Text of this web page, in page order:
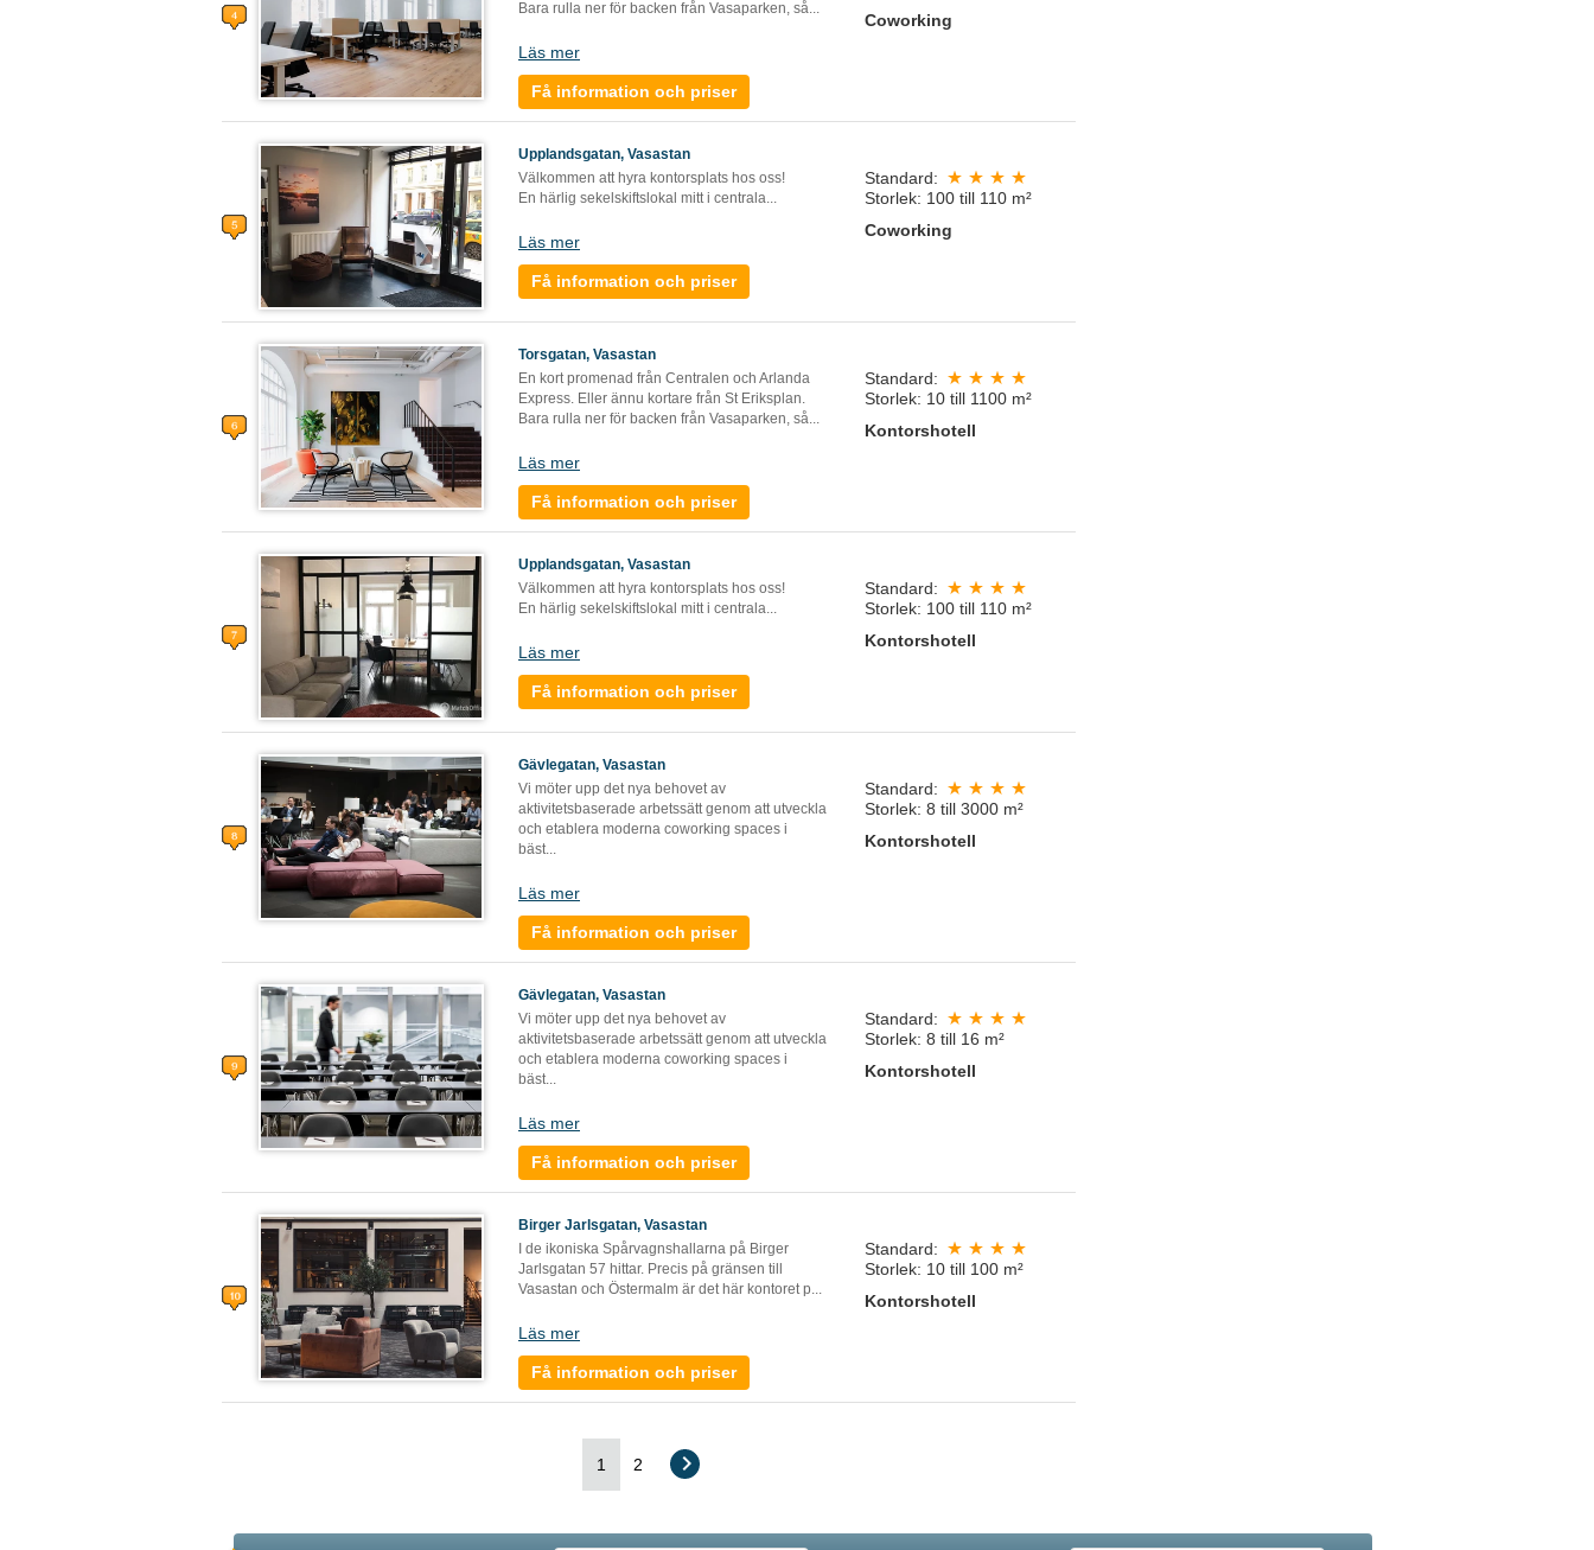
Bara rulla ner för backen från Vasaparken, så...
Läs mer
Få information och priser
Coworking
Upplandsgatan, Vasastan
Välkommen att hyra kontorsplats hos oss!
En härlig sekelskiftslokal mitt i centrala...
Läs mer
Få information och priser
Standard:
Storlek: 100 till 110 m²
Coworking
Torsgatan, Vasastan
En kort promenad från Centralen och Arlanda
Express. Eller ännu kortare från St Eriksplan.
Bara rulla ner för backen från Vasaparken, så...
Läs mer
Få information och priser
Standard:
Storlek: 10 till 1100 m²
Kontorshotell
Upplandsgatan, Vasastan
Välkommen att hyra kontorsplats hos oss!
En härlig sekelskiftslokal mitt i centrala...
Läs mer
Få information och priser
Standard:
Storlek: 100 till 110 m²
Kontorshotell
Gävlegatan, Vasastan
Vi möter upp det nya behovet av
aktivitetsbaserade arbetssätt genom att utveckla
och etablera moderna coworking spaces i
bäst...
Läs mer
Få information och priser
Standard:
Storlek: 8 till 3000 m²
Kontorshotell
Gävlegatan, Vasastan
Vi möter upp det nya behovet av
aktivitetsbaserade arbetssätt genom att utveckla
och etablera moderna coworking spaces i
bäst...
Läs mer
Få information och priser
Standard:
Storlek: 8 till 16 m²
Kontorshotell
Birger Jarlsgatan, Vasastan
I de ikoniska Spårvagnshallarna på Birger
Jarlsgatan 57 hittar. Precis på gränsen till
Vasastan och Östermalm är det här kontoret p...
Läs mer
Få information och priser
Standard:
Storlek: 10 till 100 m²
Kontorshotell
1 2